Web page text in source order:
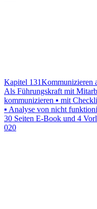
Kapitel 131Kommunizieren
Als Führungskraft mit
kommunizieren ▪ mit
▪ Analyse von nicht
30 Seiten E-Book und 4
020